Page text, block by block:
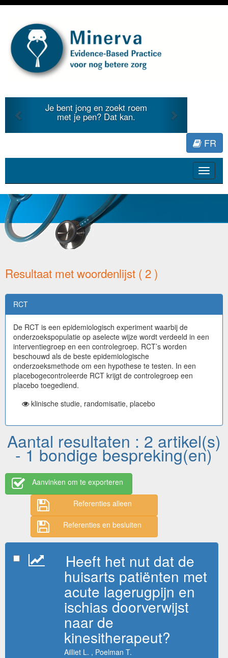
Je bent jong en zoekt roem
met je pen? Dat kan.
Previous
FR
Toggle
Resultaat met woordenlijst ( 2 )
RCT
De RCT is een epidemiologisch experiment waarbij de
onderzoekspopulatie op aselecte wijze wordt verdeeld in een
interventiegroep en een controlegroep. RCT’s worden
beschouwd als de beste epidemiologische
onderzoeksmethode om een hypothese te testen. In een
placebogecontroleerde RCT krijgt de controlegroep een
placebo toegediend.
klinische studie, randomisatie, placebo
Aantal resultaten : 2 artikel(s)
- 1 bondige bespreking(en)
Aanvinken om te exporteren
Referenties alleen
Referenties en besluiten
Heeft het nut dat de
huisarts patiënten met
acute lagerugpijn en
ischias doorverwijst
naar de
kinesitherapeut?
Ailliet L. , Poelman T.